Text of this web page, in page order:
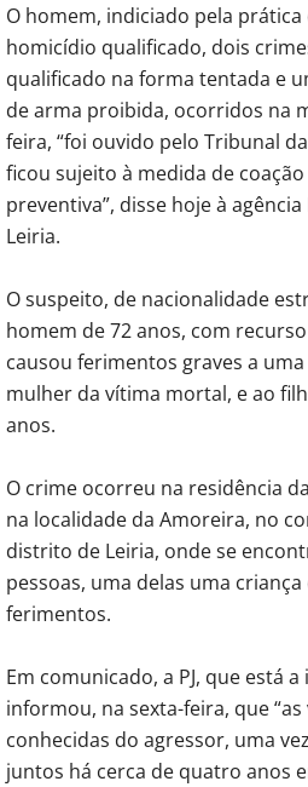
O homem, indiciado pela
homicídio qualificado, dois
qualificado na forma tentada e
de arma proibida, ocorridos na
feira, “foi ouvido pelo Tribunal
ficou sujeito à medida de
preventiva”, disse hoje à agência
Leiria.
O suspeito, de nacionalidade
homem de 72 anos, com
causou ferimentos graves a
mulher da vítima mortal, e ao
anos.
O crime ocorreu na residência
na localidade da Amoreira, no
distrito de Leiria, onde se
pessoas, uma delas uma
ferimentos.
Em comunicado, a PJ, que está
informou, na sexta-feira, que
conhecidas do agressor, uma
juntos há cerca de quatro anos